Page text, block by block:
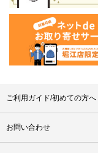
ご利用ガイド/初めての方へ
お問い合わせ